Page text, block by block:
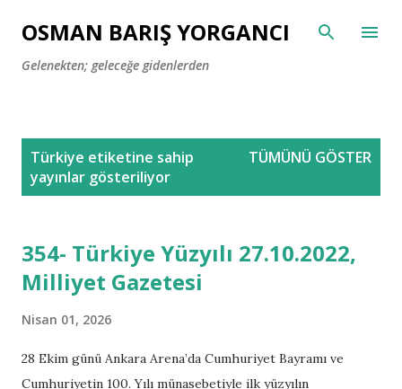
Ana içeriğe atla
OSMAN BARIŞ YORGANCI
Gelenekten; geleceğe gidenlerden
Türkiye etiketine sahip
yayınlar gösteriliyor
TÜMÜNÜ GÖSTER
354- Türkiye Yüzyılı 27.10.2022,
Milliyet Gazetesi
Nisan 01, 2026
28 Ekim günü Ankara Arena’da Cumhuriyet Bayramı ve
Cumhuriyetin 100. Yılı münasebetiyle ilk yüzyılın